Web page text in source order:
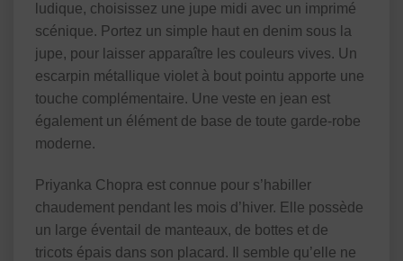
ludique, choisissez une jupe midi avec un imprimé
scénique. Portez un simple haut en denim sous la
jupe, pour laisser apparaître les couleurs vives. Un
escarpin métallique violet à bout pointu apporte une
touche complémentaire. Une veste en jean est
également un élément de base de toute garde-robe
moderne.
Priyanka Chopra est connue pour s’habiller
chaudement pendant les mois d’hiver. Elle possède
un large éventail de manteaux, de bottes et de
tricots épais dans son placard. Il semble qu’elle ne